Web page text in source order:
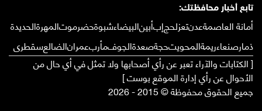
تابع أخبار محافظتك:
أمانة العاصمةعدنتعزلحجإبأبينالبيضاءشبوةحضرموتالمهرةالحديدة
ذمارصنعاءريمةالمحويتحجةصعدةالجوفمأربعمرانالضالعسقطرى
[ الكتابات والآراء تعبر عن رأي أصحابها ولا تمثل في أي حال من
الأحوال عن رأي إدارة الموقع بوست ]
جميع الحقوق محفوظة © 2015 - 2026